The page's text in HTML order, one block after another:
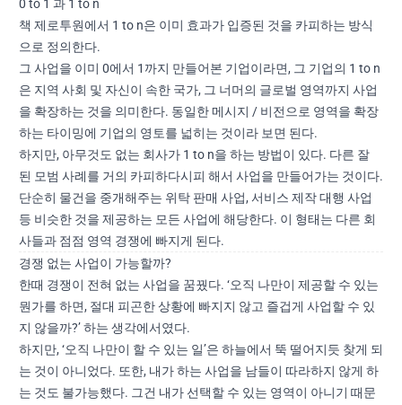
0 to 1 과 1 to n
책 제로투원에서 1 to n은 이미 효과가 입증된 것을 카피하는 방식
으로 정의한다.
그 사업을 이미 0에서 1까지 만들어본 기업이라면, 그 기업의 1 to n
은 지역 사회 및 자신이 속한 국가, 그 너머의 글로벌 영역까지 사업
을 확장하는 것을 의미한다. 동일한 메시지 / 비전으로 영역을 확장
하는 타이밍에 기업의 영토를 넓히는 것이라 보면 된다.
하지만, 아무것도 없는 회사가 1 to n을 하는 방법이 있다. 다른 잘
된 모범 사례를 거의 카피하다시피 해서 사업을 만들어가는 것이다.
단순히 물건을 중개해주는 위탁 판매 사업, 서비스 제작 대행 사업
등 비슷한 것을 제공하는 모든 사업에 해당한다. 이 형태는 다른 회
사들과 점점 영역 경쟁에 빠지게 된다.
경쟁 없는 사업이 가능할까?
한때 경쟁이 전혀 없는 사업을 꿈꿨다. ‘오직 나만이 제공할 수 있는
뭔가를 하면, 절대 피곤한 상황에 빠지지 않고 즐겁게 사업할 수 있
지 않을까?’ 하는 생각에서였다.
하지만, ‘오직 나만이 할 수 있는 일’은 하늘에서 뚝 떨어지듯 찾게 되
는 것이 아니었다. 또한, 내가 하는 사업을 남들이 따라하지 않게 하
는 것도 불가능했다. 그건 내가 선택할 수 있는 영역이 아니기 때문